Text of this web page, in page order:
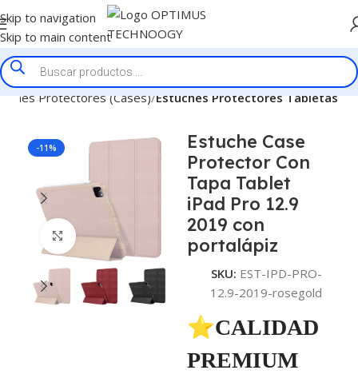
Skip to navigation
Skip to main content
Protectores (Cases) Estuches Protectores Tabletas
-11%
Click to enlarge
Estuche Case
Protector Con
Tapa Tablet
iPad Pro 12.9
2019 con
portalápiz
SKU: EST-IPD-PRO-
12.9-2019-rosegold
⭐CALIDAD
PREMIUM